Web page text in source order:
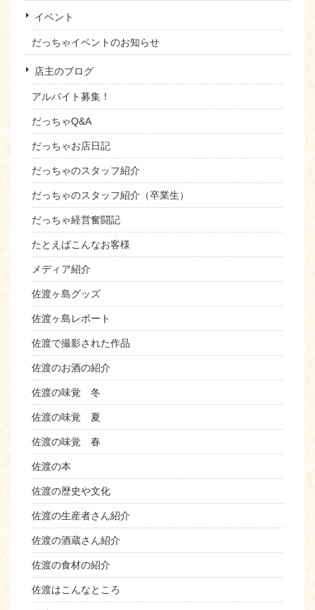
イベント
だっちゃイベントのお知らせ
店主のブログ
アルバイト募集！
だっちゃQ&A
だっちゃお店日記
だっちゃのスタッフ紹介
だっちゃのスタッフ紹介（卒業生）
だっちゃ経営奮闘記
たとえばこんなお客様
メディア紹介
佐渡ヶ島グッズ
佐渡ヶ島レポート
佐渡で撮影された作品
佐渡のお酒の紹介
佐渡の味覚 冬
佐渡の味覚 夏
佐渡の味覚 春
佐渡の本
佐渡の歴史や文化
佐渡の生産者さん紹介
佐渡の酒蔵さん紹介
佐渡の食材の紹介
佐渡はこんなところ